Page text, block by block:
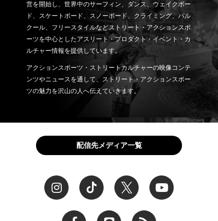
営を開始し、世界中のサーフィン、ダンス、ウェイクボー
ド、スケートボード、スノーボード、クライミング、パル
クール、フリースタイルなどストリート・アクションスポ
ーツを中心としたアスリート・プロダクト・イベント・カ
ルチャー情報を提供しています。
アクションスポーツ・ストリートカルチャーの映像コンテ
ンツやニュースを通して、ストリート・アクションスポー
ツの魅力を沢山の人へ伝えていきます。
配信先メディア一覧